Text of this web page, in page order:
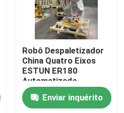
Robô Despaletizador
China Quatro Eixos
ESTUN ER180
Automatizado
Enviar inquérito